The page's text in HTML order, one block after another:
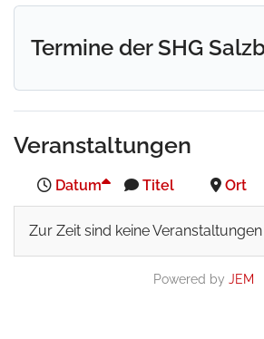
Termine der SHG
Veranstaltungen
Datum Titel Ort
Zur Zeit sind keine
Powered by JEM